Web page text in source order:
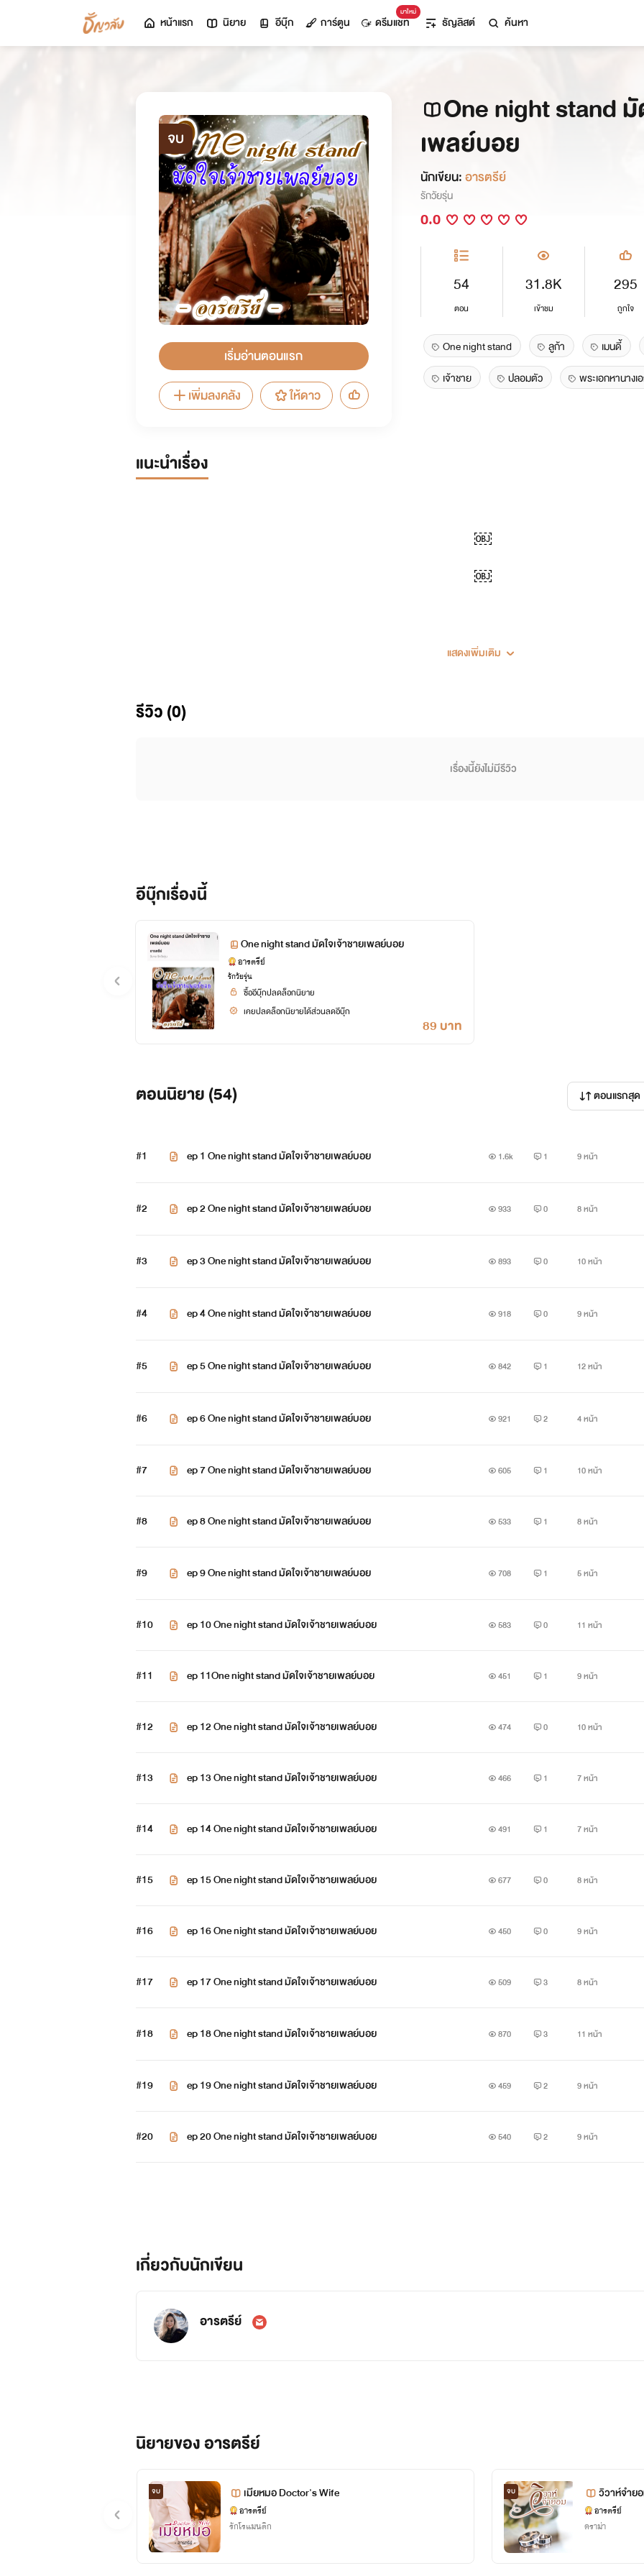
หน้าแรก นิยาย อีบุ๊ก การ์ตูน
มาใหม่
ดรีมแชท ธัญลิสต์ ค้นหา
จบ
เริ่มอ่านตอนแรก
เพิ่มลงคลัง
ให้ดาว
One night stand มั
เพลย์บอย
นักเขียน:อารตรีย์
รักวัยรุ่น
0.0
54
ตอน
31.8K
เข้าชม
295
ถูกใจ
One night stand ลูก้า เมนดี้
เจ้าชาย
ปลอมตัว พระเอกหานางเ
แนะนำเรื่อง
￼
￼
ส่วนเธอนั้นไม่สามารถให้ใครรู้ได้ว่าตัวเธอนั้นมาจากไหนเพียงเพราะเธอกลัวว่าคนที่เธอรักและเคารพจะ
แสดงเพิ่มเติม
รีวิว (0)
เรื่องนี้ยังไม่มีรีวิว
อีบุ๊กเรื่องนี้
One night stand มัดใจเจ้าชายเพลย์บอย
อารตรีย์
รักวัยรุ่น
ซื้ออีบุ๊กปลดล็อกนิยาย
เคยปลดล็อกนิยายได้ส่วนลดอีบุ๊ก
89 บาท
ตอนนิยาย (54) ตอนแรกสุด
#1 ep 1 One night stand มัดใจเจ้าชายเพลย์บอย 1.6k 1 9 หน้า
#2 ep 2 One night stand มัดใจเจ้าชายเพลย์บอย 933 0 8 หน้า
#3 ep 3 One night stand มัดใจเจ้าชายเพลย์บอย 893 0 10 หน้า
#4 ep 4 One night stand มัดใจเจ้าชายเพลย์บอย 918 0 9 หน้า
#5 ep 5 One night stand มัดใจเจ้าชายเพลย์บอย 842 1 12 หน้า
#6 ep 6 One night stand มัดใจเจ้าชายเพลย์บอย 921 2 4 หน้า
#7 ep 7 One night stand มัดใจเจ้าชายเพลย์บอย 605 1 10 หน้า
#8 ep 8 One night stand มัดใจเจ้าชายเพลย์บอย 533 1 8 หน้า
#9 ep 9 One night stand มัดใจเจ้าชายเพลย์บอย 708 1 5 หน้า
#10 ep 10 One night stand มัดใจเจ้าชายเพลย์บอย 583 0 11 หน้า
#11 ep 11One night stand มัดใจเจ้าชายเพลย์บอย 451 1 9 หน้า
#12 ep 12 One night stand มัดใจเจ้าชายเพลย์บอย 474 0 10 หน้า
#13 ep 13 One night stand มัดใจเจ้าชายเพลย์บอย 466 1 7 หน้า
#14 ep 14 One night stand มัดใจเจ้าชายเพลย์บอย 491 1 7 หน้า
#15 ep 15 One night stand มัดใจเจ้าชายเพลย์บอย 677 0 8 หน้า
#16 ep 16 One night stand มัดใจเจ้าชายเพลย์บอย 450 0 9 หน้า
#17 ep 17 One night stand มัดใจเจ้าชายเพลย์บอย 509 3 8 หน้า
#18 ep 18 One night stand มัดใจเจ้าชายเพลย์บอย 870 3 11 หน้า
#19 ep 19 One night stand มัดใจเจ้าชายเพลย์บอย 459 2 9 หน้า
#20 ep 20 One night stand มัดใจเจ้าชายเพลย์บอย 540 2 9 หน้า
เกี่ยวกับนักเขียน
อารตรีย์
นิยายของ อารตรีย์
จบ เมียหมอ Doctor's Wife
อารตรีย์
รักโรแมนติก
จบ
วิวาห์จำย
ณเลขา
อารตรีย์
ดราม่า